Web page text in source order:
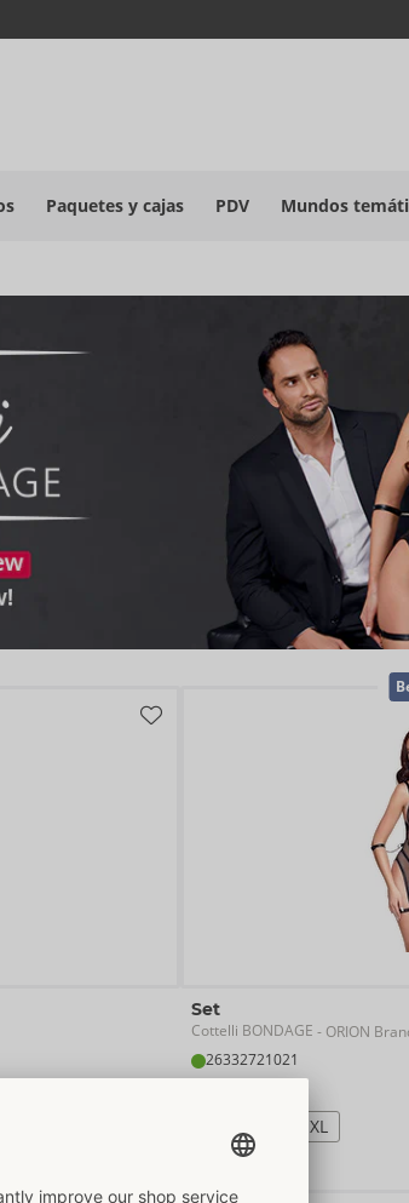
Paquetes y cajas PDV Mundos
Set
Cottelli BONDAGE - ORION
26332721021
XL
Bestseller